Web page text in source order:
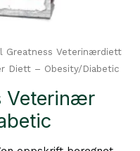
Greatness Veterinærdiett
Diett – Obesity/Diabetic
Veterinær